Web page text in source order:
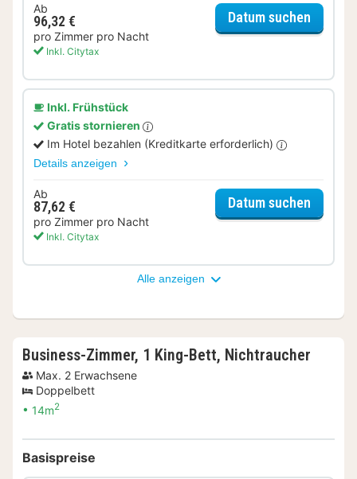
Ab
96,32 €
pro Zimmer pro Nacht
Inkl. Citytax
Datum suchen
Inkl. Frühstück
Gratis stornieren
Im Hotel bezahlen (Kreditkarte erforderlich)
Details anzeigen
Ab
87,62 €
pro Zimmer pro Nacht
Inkl. Citytax
Datum suchen
Alle anzeigen
Business-Zimmer, 1 King-Bett, Nichtraucher
Max. 2 Erwachsene
Doppelbett
14m2
Basispreise